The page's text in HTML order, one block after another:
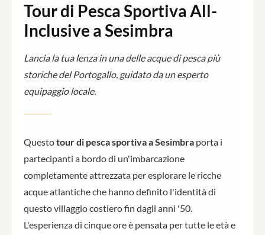
Tour di Pesca Sportiva All-
Inclusive a Sesimbra
Lancia la tua lenza in una delle acque di pesca più
storiche del Portogallo, guidato da un esperto
equipaggio locale.
Questotour di pesca sportiva a Sesimbra porta i
partecipanti a bordo di un'imbarcazione
completamente attrezzata per esplorare le ricche
acque atlantiche che hanno definito l'identità di
questo villaggio costiero fin dagli anni '50.
L'esperienza di cinque ore è pensata per tutte le età e